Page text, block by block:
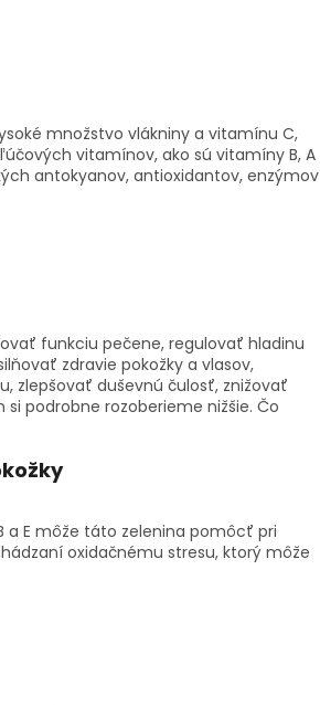
množstvo vlákniny a vitamínu C,
vitamínov, ako sú vitamíny B, A
antokyanov, antioxidantov, enzýmov
funkciu pečene, regulovať hladinu
zdravie pokožky a vlasov,
zlepšovať duševnú čulosť, znižovať
podrobne rozoberieme nižšie. Čo
E môže táto zelenina pomôcť pri
oxidačnému stresu, ktorý môže